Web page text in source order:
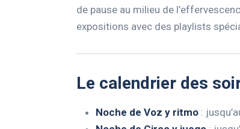
de pause au milieu de
expositions avec des playlists
Le calendrier des
Noche de Voz y ritmo :